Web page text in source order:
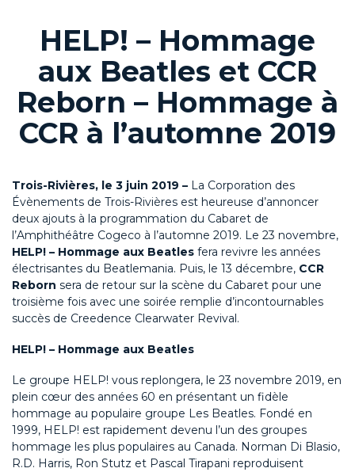
HELP! – Hommage
aux Beatles et CCR
Reborn – Hommage à
CCR à l’automne 2019
Trois-Rivières, le 3 juin 2019 – La Corporation des
Évènements de Trois-Rivières est heureuse d’annoncer
deux ajouts à la programmation du Cabaret de
l’Amphithéâtre Cogeco à l’automne 2019. Le 23 novembre,
HELP! – Hommage aux Beatles fera revivre les années
électrisantes du Beatlemania. Puis, le 13 décembre, CCR
Reborn sera de retour sur la scène du Cabaret pour une
troisième fois avec une soirée remplie d’incontournables
succès de Creedence Clearwater Revival.
HELP! – Hommage aux Beatles
Le groupe HELP! vous replongera, le 23 novembre 2019, en
plein cœur des années 60 en présentant un fidèle
hommage au populaire groupe Les Beatles. Fondé en
1999, HELP! est rapidement devenu l’un des groupes
hommage les plus populaires au Canada. Norman Di Blasio,
R.D. Harris, Ron Stutz et Pascal Tirapani reproduisent